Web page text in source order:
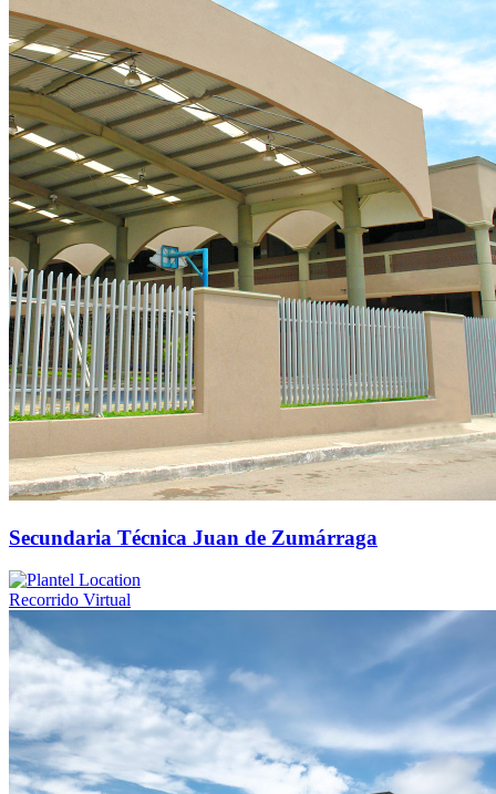
Secundaria Técnica Juan de Zumárraga
Recorrido Virtual